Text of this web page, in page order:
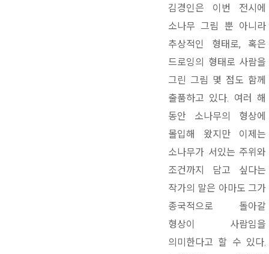
김경인은 이번 전시에
소나무 그림 뿐 아니라
추상적인 형태로, 혹은
드로잉의 형태로 사람을
그린 그림 몇 점도 함께
출품하고 있다. 여러 해
동안 소나무의 형상에
몰입해 왔지만 이제는
소나무가 서있는 주위와
조건까지 담고 싶다는
작가의 말은 아마도 그가
종국적으로 돌아갈
형상이 사람임을
의미한다고 할 수 있다.